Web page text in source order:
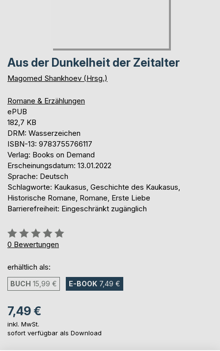
Aus der Dunkelheit der Zeitalter
Magomed Shankhoev (Hrsg.)
Romane & Erzählungen
ePUB
182,7 KB
DRM: Wasserzeichen
ISBN-13: 9783755766117
Verlag: Books on Demand
Erscheinungsdatum: 13.01.2022
Sprache: Deutsch
Schlagworte: Kaukasus, Geschichte des Kaukasus,
Historische Romane, Romane, Erste Liebe
Barrierefreiheit: Eingeschränkt zugänglich
Bewertung::
0%
0 Bewertungen
erhältlich als:
BUCH 15,99 € E-BOOK 7,49 €
7,49 €
inkl. MwSt.
sofort verfügbar als Download